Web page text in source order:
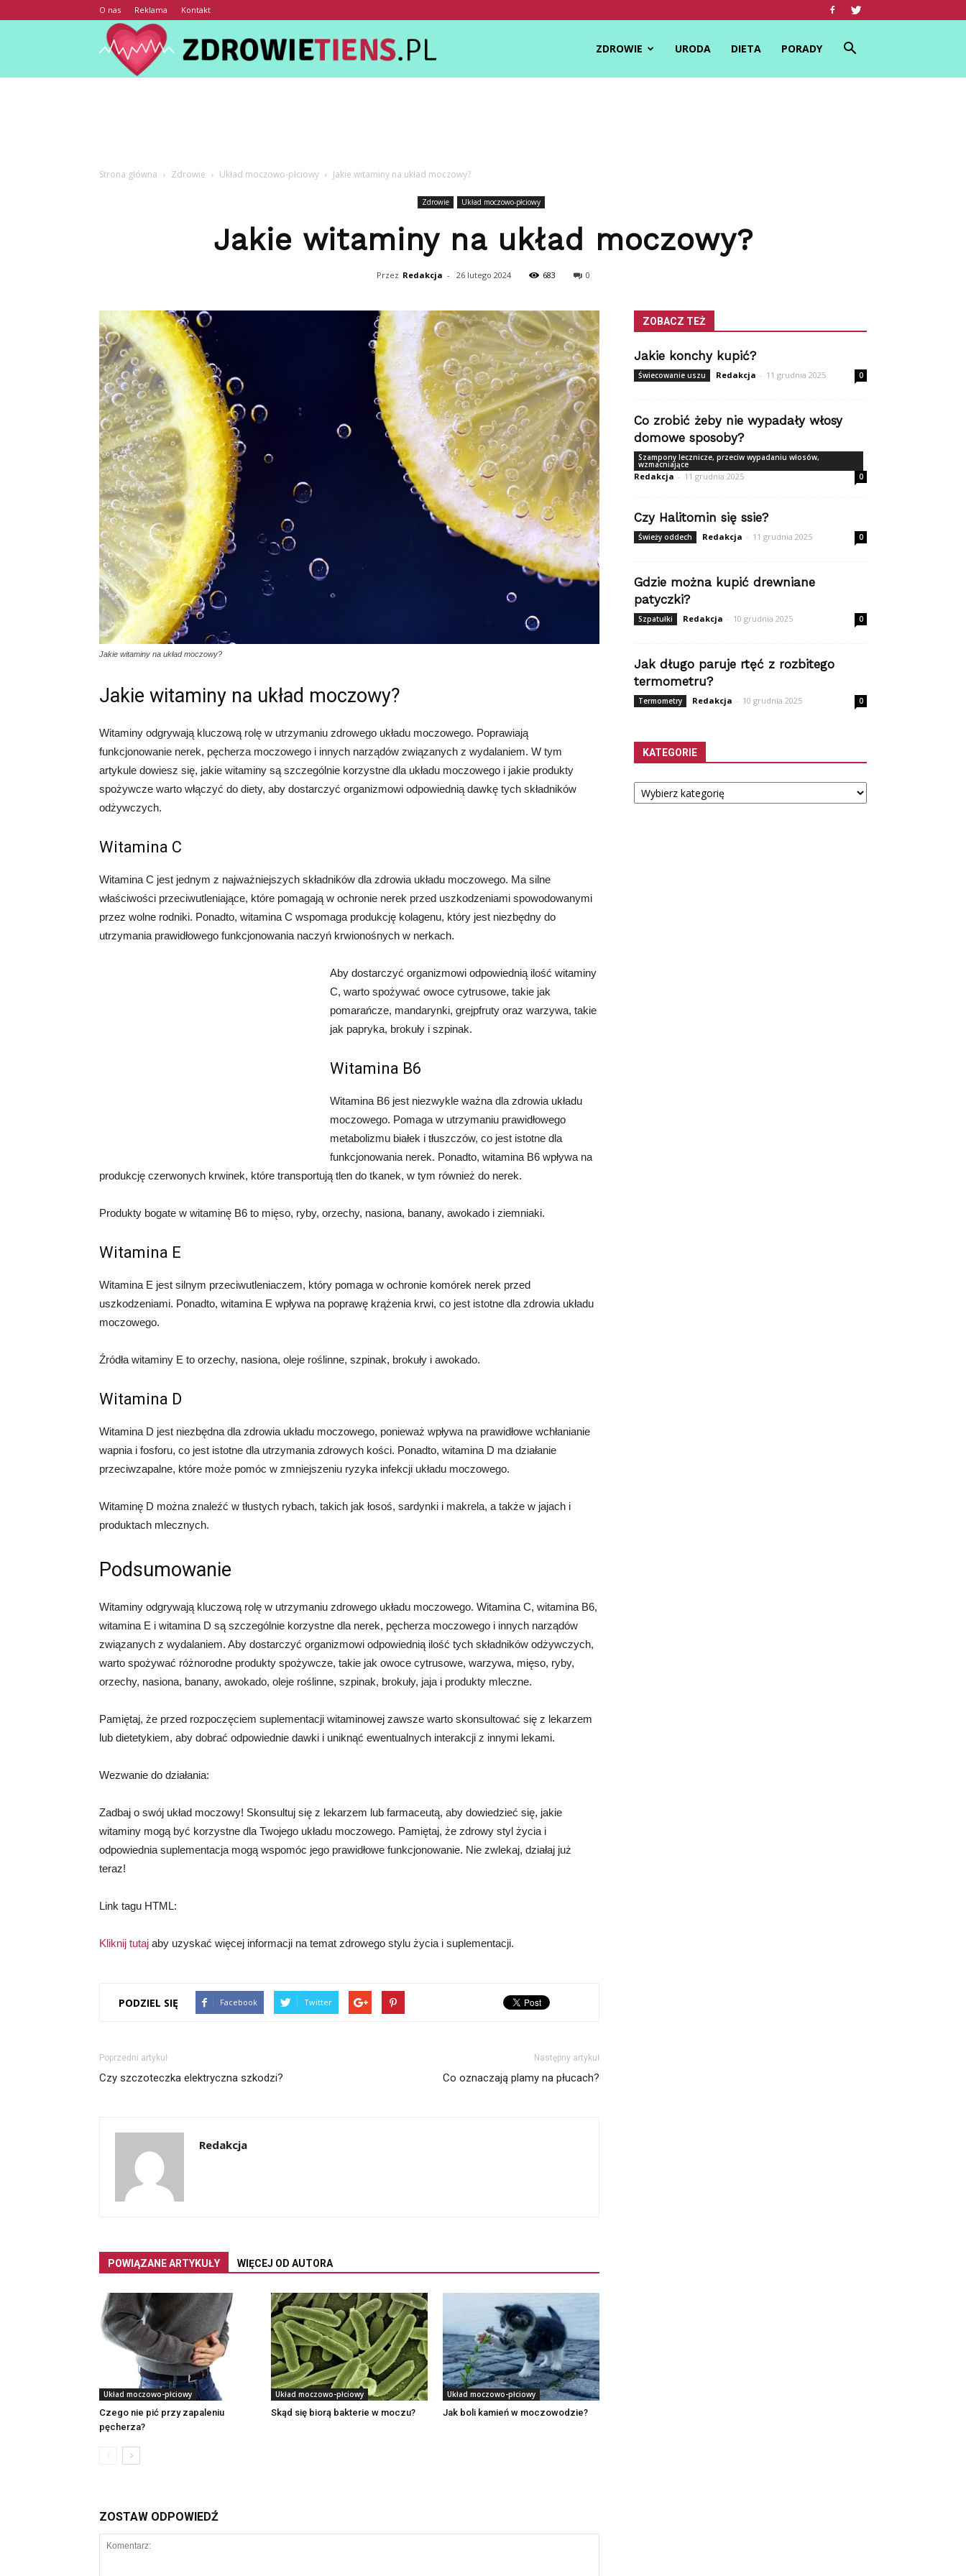
O nas Reklama Kontakt
ZDROWIE URODA DIETA PORADY
Strona główna Zdrowie Układ moczowo-płciowy Jakie witaminy na układ moczowy?
Zdrowie Układ moczowo-płciowy
Jakie witaminy na układ moczowy?
Przez Redakcja - 26 lutego 2024 683 0
Jakie witaminy na układ moczowy?
Jakie witaminy na układ moczowy?
Witaminy odgrywają kluczową rolę w utrzymaniu zdrowego układu moczowego. Poprawiają
funkcjonowanie nerek, pęcherza moczowego i innych narządów związanych z wydalaniem. W tym
artykule dowiesz się, jakie witaminy są szczególnie korzystne dla układu moczowego i jakie produkty
spożywcze warto włączyć do diety, aby dostarczyć organizmowi odpowiednią dawkę tych składników
odżywczych.
Witamina C
Witamina C jest jednym z najważniejszych składników dla zdrowia układu moczowego. Ma silne
właściwości przeciwutleniające, które pomagają w ochronie nerek przed uszkodzeniami spowodowanymi
przez wolne rodniki. Ponadto, witamina C wspomaga produkcję kolagenu, który jest niezbędny do
utrzymania prawidłowego funkcjonowania naczyń krwionośnych w nerkach.
Aby dostarczyć organizmowi odpowiednią ilość witaminy
C, warto spożywać owoce cytrusowe, takie jak
pomarańcze, mandarynki, grejpfruty oraz warzywa, takie
jak papryka, brokuły i szpinak.
Witamina B6
Witamina B6 jest niezwykle ważna dla zdrowia układu
moczowego. Pomaga w utrzymaniu prawidłowego
metabolizmu białek i tłuszczów, co jest istotne dla
funkcjonowania nerek. Ponadto, witamina B6 wpływa na
produkcję czerwonych krwinek, które transportują tlen do tkanek, w tym również do nerek.
Produkty bogate w witaminę B6 to mięso, ryby, orzechy, nasiona, banany, awokado i ziemniaki.
Witamina E
Witamina E jest silnym przeciwutleniaczem, który pomaga w ochronie komórek nerek przed
uszkodzeniami. Ponadto, witamina E wpływa na poprawę krążenia krwi, co jest istotne dla zdrowia układu
moczowego.
Źródła witaminy E to orzechy, nasiona, oleje roślinne, szpinak, brokuły i awokado.
Witamina D
Witamina D jest niezbędna dla zdrowia układu moczowego, ponieważ wpływa na prawidłowe wchłanianie
wapnia i fosforu, co jest istotne dla utrzymania zdrowych kości. Ponadto, witamina D ma działanie
przeciwzapalne, które może pomóc w zmniejszeniu ryzyka infekcji układu moczowego.
Witaminę D można znaleźć w tłustych rybach, takich jak łosoś, sardynki i makrela, a także w jajach i
produktach mlecznych.
Podsumowanie
Witaminy odgrywają kluczową rolę w utrzymaniu zdrowego układu moczowego. Witamina C, witamina B6,
witamina E i witamina D są szczególnie korzystne dla nerek, pęcherza moczowego i innych narządów
związanych z wydalaniem. Aby dostarczyć organizmowi odpowiednią ilość tych składników odżywczych,
warto spożywać różnorodne produkty spożywcze, takie jak owoce cytrusowe, warzywa, mięso, ryby,
orzechy, nasiona, banany, awokado, oleje roślinne, szpinak, brokuły, jaja i produkty mleczne.
Pamiętaj, że przed rozpoczęciem suplementacji witaminowej zawsze warto skonsultować się z lekarzem
lub dietetykiem, aby dobrać odpowiednie dawki i uniknąć ewentualnych interakcji z innymi lekami.
Wezwanie do działania:
Zadbaj o swój układ moczowy! Skonsultuj się z lekarzem lub farmaceutą, aby dowiedzieć się, jakie
witaminy mogą być korzystne dla Twojego układu moczowego. Pamiętaj, że zdrowy styl życia i
odpowiednia suplementacja mogą wspomóc jego prawidłowe funkcjonowanie. Nie zwlekaj, działaj już
teraz!
Link tagu HTML:
Kliknij tutaj aby uzyskać więcej informacji na temat zdrowego stylu życia i suplementacji.
PODZIEL SIĘ Facebook Twitter
Poprzedni artykuł
Czy szczoteczka elektryczna szkodzi?
Następny artykuł
Co oznaczają plamy na płucach?
Redakcja
POWIĄZANE ARTYKUŁY WIĘCEJ OD AUTORA
Układ moczowo-płciowy
Czego nie pić przy zapaleniu
pęcherza?
Układ moczowo-płciowy
Skąd się biorą bakterie w moczu?
Układ moczowo-płciowy
Jak boli kamień w moczowodzie?
ZOSTAW ODPOWIEDŹ
ZOBACZ TEŻ
Jakie konchy kupić?
Świecowanie uszu Redakcja - 11 grudnia 2025 0
Co zrobić żeby nie wypadały włosy
domowe sposoby?
Szampony lecznicze, przeciw wypadaniu włosów,
wzmacniające
Redakcja - 11 grudnia 2025 0
Czy Halitomin się ssie?
Świeży oddech Redakcja - 11 grudnia 2025 0
Gdzie można kupić drewniane
patyczki?
Szpatułki Redakcja - 10 grudnia 2025 0
Jak długo paruje rtęć z rozbitego
termometru?
Termometry Redakcja - 10 grudnia 2025 0
KATEGORIE
Kategorie